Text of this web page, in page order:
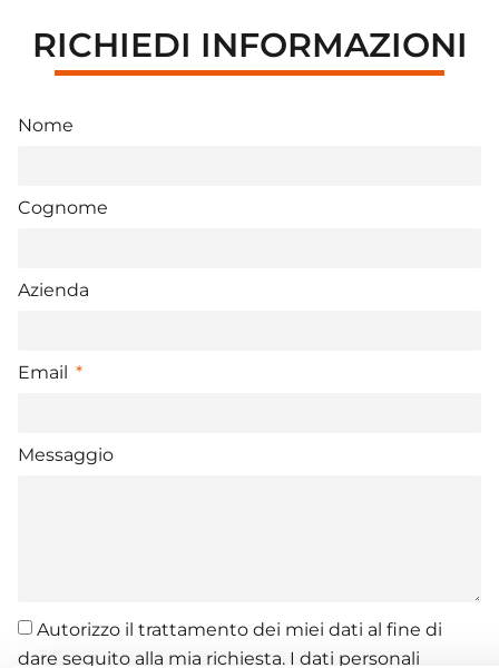
RICHIEDI INFORMAZIONI
Nome
Cognome
Azienda
Email
Messaggio
Autorizzo il trattamento dei miei dati al fine di
dare seguito alla mia richiesta. I dati personali